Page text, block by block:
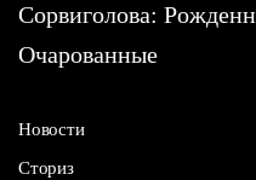
Сорвиголова:
Очарованные
Новости
Сториз